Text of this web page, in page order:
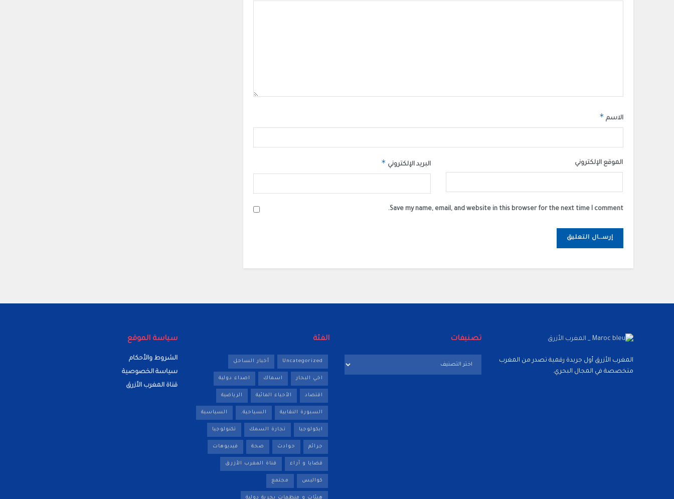
الاسم *
البريد الإلكتروني * الموقع الإلكتروني
Save my name, email, and website in this browser for the next time I comment.
المغرب الأزرق أول جريدة رقمية تصدر من المغرب
متخصصة في المجال البحري.
تصنيفات
تصنيفات
الفئة
Uncategorized أخبار الساحل
اخي البحار اسماك اصداء دولية
اقتصاد الأحياء المائية الرياضية
السبورة النقابية السياحية. السياسية
ايكولوجيا تجارة السمك تكنولوجيا
جرائم حوادث صحة فيديوهات
قضايا و آراء قناة المغرب الأزرق
كواليس مجتمع
هيئات و منظمات بحرية دولية
سياسة الموقع
الشروط والأحكام
سياسة الخصوصية
قناة المغرب الأزرق